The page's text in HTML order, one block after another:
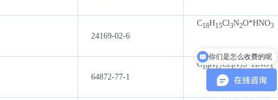
24169-02-6
C18H15Cl3N2O*HNO3
64872-77-1
C19H17Cl3N2S*HNO3
可以开发票吗？